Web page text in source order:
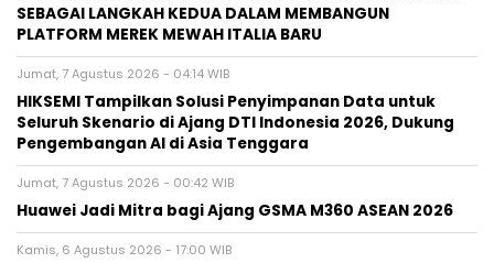
SEBAGAI LANGKAH KEDUA DALAM MEMBANGUN
PLATFORM MEREK MEWAH ITALIA BARU
Jumat, 7 Agustus 2026 - 04:14 WIB
HIKSEMI Tampilkan Solusi Penyimpanan Data untuk
Seluruh Skenario di Ajang DTI Indonesia 2026, Dukung
Pengembangan AI di Asia Tenggara
Jumat, 7 Agustus 2026 - 00:42 WIB
Huawei Jadi Mitra bagi Ajang GSMA M360 ASEAN 2026
Kamis, 6 Agustus 2026 - 17:00 WIB